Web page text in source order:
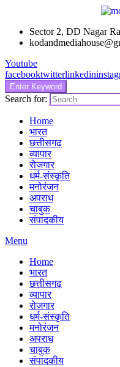
Sector 2, DD Nagar
Youtube
facebooktwitterlinkedin
Enter Keyword
Search for:
Home
भारत
छत्तीसगढ़
व्यापार
रोजगार
धर्म-संस्कृति
मनोरंजन
अपराध
चाबुक
संपादकीय
Menu
Home
भारत
छत्तीसगढ़
व्यापार
रोजगार
धर्म-संस्कृति
मनोरंजन
अपराध
चाबुक
संपादकीय